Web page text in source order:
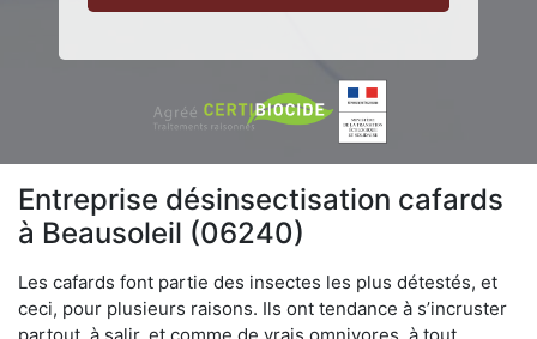
Entreprise désinsectisation cafards
à Beausoleil (06240)
Les cafards font partie des insectes les plus détestés, et
ceci, pour plusieurs raisons. Ils ont tendance à s’incruster